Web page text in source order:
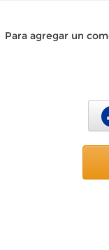
Para agregar un